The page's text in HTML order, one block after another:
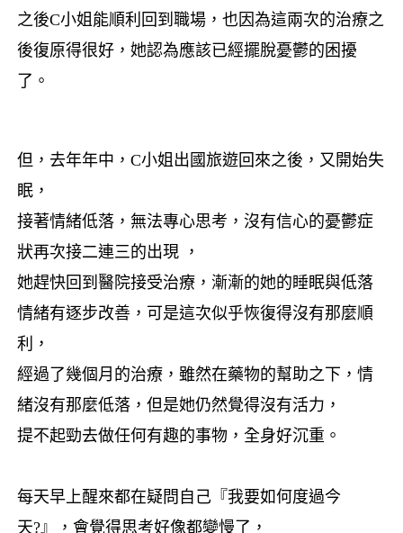
之後C小姐能順利回到職場，也因為這兩次的治療之
後復原得很好， 她認為應該已經擺脫憂鬱的困擾
了。
但，去年年中， C小姐出國旅遊回來之後，又開始失
眠，
接著情緒低落，無法專心思考， 沒有信心的憂鬱症
狀再次接二連三的出現 ，
她趕快回到醫院接受治療， 漸漸的她的睡眠與低落
情緒有逐步改善， 可是這次似乎恢復得沒有那麼順
利，
經過了幾個月的治療， 雖然在藥物的幫助之下，情
緒沒有那麼低落， 但是她仍然覺得沒有活力，
提不起勁去做任何有趣的事物， 全身好沉重。
每天早上醒來都在疑問自己『我要如何度過今
天?』， 會覺得思考好像都變慢了，